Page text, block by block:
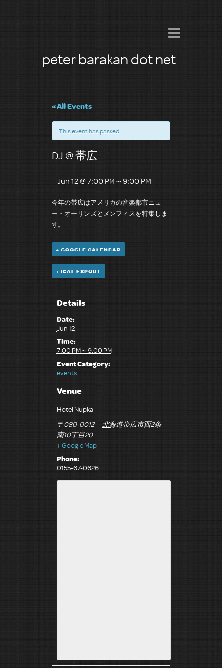
peter barakan dot net
« All Events
This event has passed.
DJ @ 帯広
Jun 12 @ 7:00 PM～9:00 PM
今年の帯広はアメリカの音楽都市ニュ
ー・オーリンズとメンフィスを特集しま
す。
+ GOOGLE CALENDAR
+ ICAL EXPORT
Details
Date:
Jun 12
Time:
7:00 PM～9:00 PM
Event Category:
events
Venue
Hotel Nupka
〒080-0012
北海道帯広市西2条
南10丁目20
+ Google Map
Phone:
0155-67-0626